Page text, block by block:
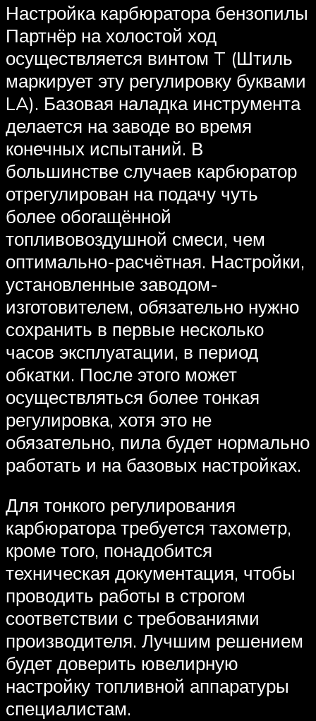
Настройка карбюратора бензопилы
Партнёр на холостой ход
осуществляется винтом T (Штиль
маркирует эту регулировку буквами
LA). Базовая наладка инструмента
делается на заводе во время
конечных испытаний. В
большинстве случаев карбюратор
отрегулирован на подачу чуть
более обогащённой
топливовоздушной смеси, чем
оптимально-расчётная. Настройки,
установленные заводом-
изготовителем, обязательно нужно
сохранить в первые несколько
часов эксплуатации, в период
обкатки. После этого может
осуществляться более тонкая
регулировка, хотя это не
обязательно, пила будет нормально
работать и на базовых настройках.
Для тонкого регулирования
карбюратора требуется тахометр,
кроме того, понадобится
техническая документация, чтобы
проводить работы в строгом
соответствии с требованиями
производителя. Лучшим решением
будет доверить ювелирную
настройку топливной аппаратуры
специалистам.